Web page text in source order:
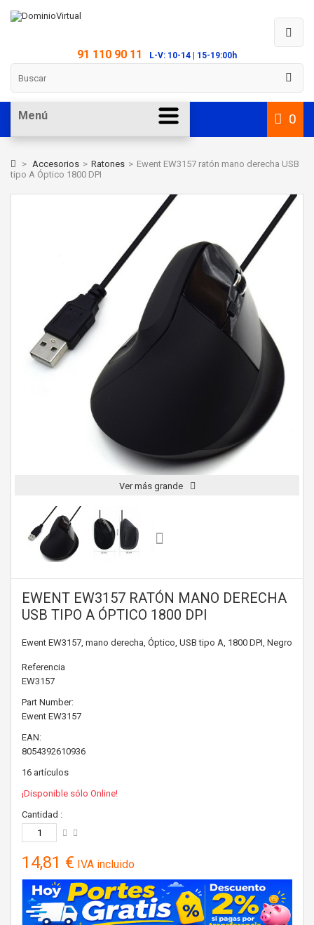
91 110 90 11 L-V: 10-14 | 15-19:00h
0
Menú
> Accesorios > Ratones > Ewent EW3157 ratón mano derecha USB
tipo A Óptico 1800 DPI
Ver más grande
EWENT EW3157 RATÓN MANO DERECHA
USB TIPO A ÓPTICO 1800 DPI
Ewent EW3157, mano derecha, Óptico, USB tipo A, 1800 DPI, Negro
Referencia
EW3157
Part Number:
Ewent EW3157
EAN:
8054392610936
16 artículos
¡Disponible sólo Online!
Cantidad :
14,81 € IVA incluido